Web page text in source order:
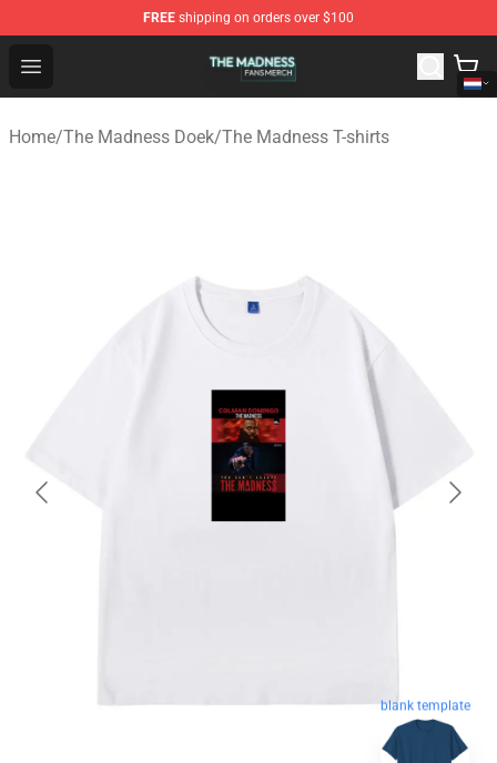
FREE shipping on orders over $100
Open menu
The Madness Shop - Official The Madness Merchandise
Home/The Madness Doek/The Madness T-shirts
blank template